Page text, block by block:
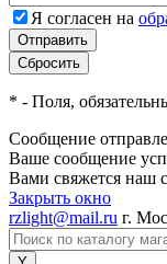
Я согласен на
* - Поля,
Сообщение
Ваше сообщение
Вами свяжется наш
Закрыть окно
rzlight@mail.ru г.